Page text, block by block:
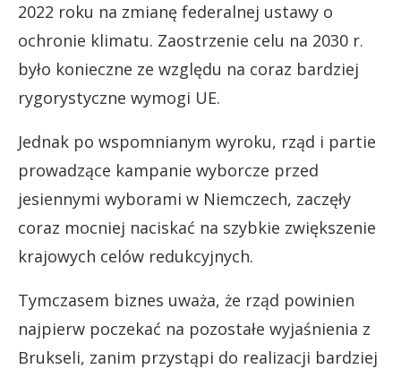
2022 roku na zmianę federalnej ustawy o
ochronie klimatu. Zaostrzenie celu na 2030 r.
było konieczne ze względu na coraz bardziej
rygorystyczne wymogi UE.
Jednak po wspomnianym wyroku, rząd i partie
prowadzące kampanie wyborcze przed
jesiennymi wyborami w Niemczech, zaczęły
coraz mocniej naciskać na szybkie zwiększenie
krajowych celów redukcyjnych.
Tymczasem biznes uważa, że rząd powinien
najpierw poczekać na pozostałe wyjaśnienia z
Brukseli, zanim przystąpi do realizacji bardziej